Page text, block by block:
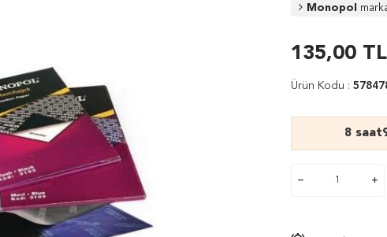
Monopol
135,00 TL
Ürün Kodu :
8 saat